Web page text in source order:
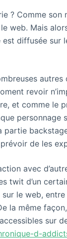
? Comme son
web. Mais
est diffusée sur
revoir
et comme le
personnage
partie
de les
avec
twit d’un
le web,
la même
sur
d-